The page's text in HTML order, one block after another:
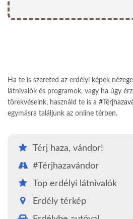
Ha te is szereted az erdélyi képek
látnivalók és programok, vagy ha úgy
törekvéseink, használd te is a
egymásra találjunk az online térben.
Térj haza, vándor!
#Térjhazavándor
Top erdélyi látnivalók
Erdély térkép